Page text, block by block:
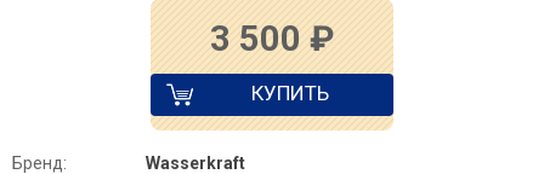
3 500 ₽
КУПИТЬ
Бренд:
Wasserkraft